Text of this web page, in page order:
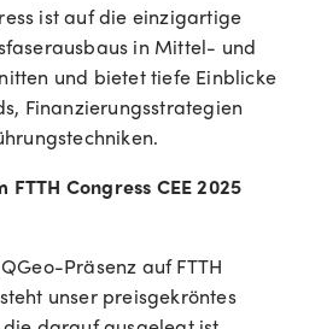
ist auf die einzigartige
in Mittel- und
und bietet tiefe Einblicke
Finanzierungsstrategien
Congress CEE 2025
Präsenz auf FTTH
steht unser preisgekröntes